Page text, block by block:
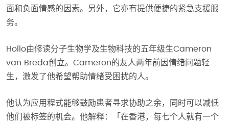
面和负面情感的因素。另外，它亦有提供便捷的紧急支援服
务。
Hollo由修读分子生物学及生物科技的五年级生Cameron
van Breda创立。Cameron的友人两年前因情绪问题轻
生，激发了他希望帮助情绪受困扰的人。
他认为应用程式能够鼓励患者寻求协助之余，同时可以减低
他们被标签的机会。他解释：「在香港，每七个人就有一个